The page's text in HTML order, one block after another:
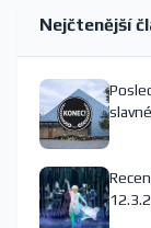
Nejčtenější